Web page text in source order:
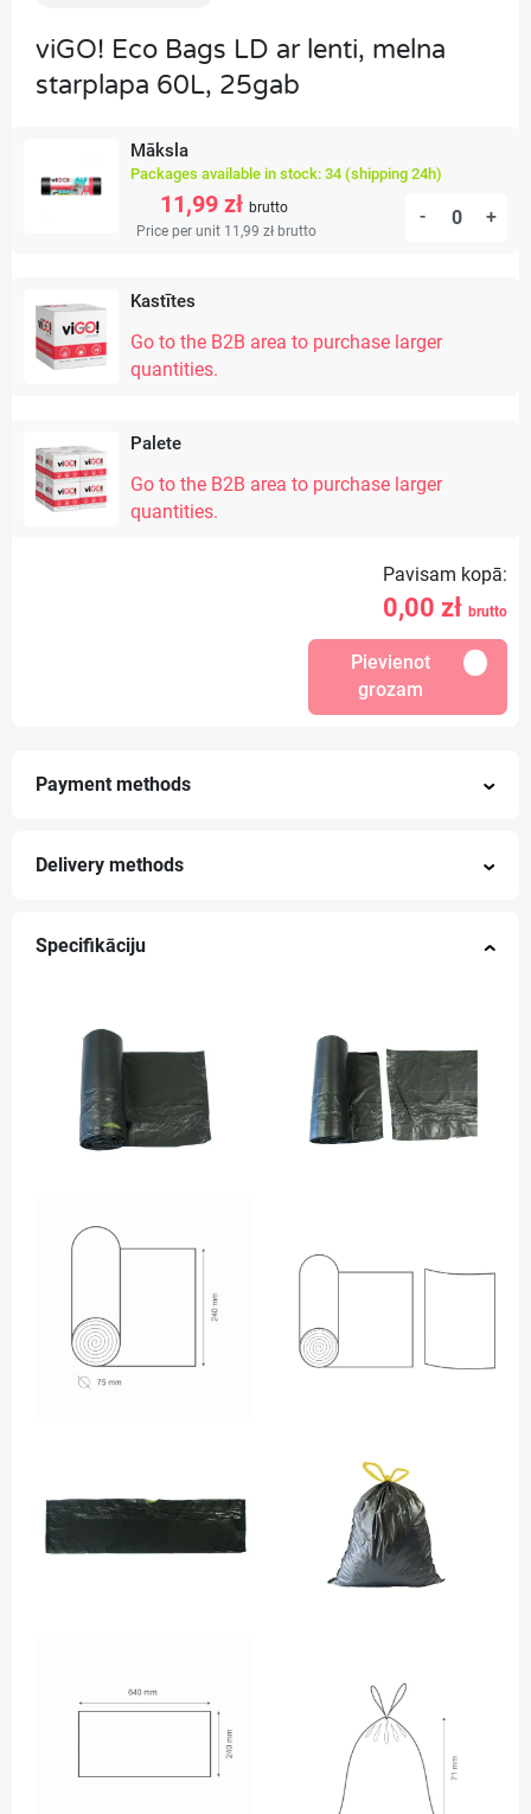
viGO! Eco Bags LD ar lenti, melna
starplapa 60L, 25gab
Māksla
Packages available in stock: 34 (shipping 24h)
11,99 zł brutto
Price per unit 11,99 zł brutto
- +
Kastītes
Go to the B2B area to purchase larger
quantities.
Palete
Go to the B2B area to purchase larger
quantities.
Pavisam kopā:
0,00 zł brutto
Pievienot
grozam
Payment methods
Delivery methods
Specifikāciju